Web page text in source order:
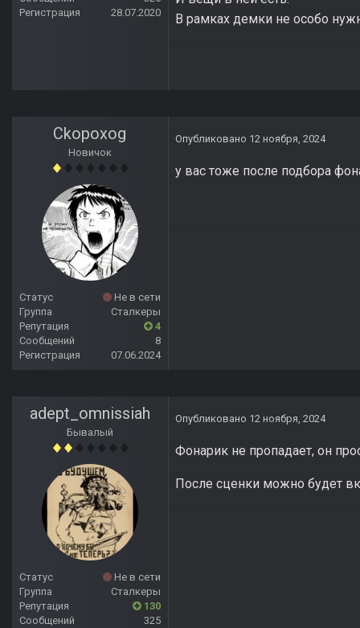
Регистрация
28.07.2020
В рамках демки не особо
Ckopoxog
Новичок
Статус
Не в сети
Группа
Сталкеры
Репутация
4
Сообщений
8
Регистрация
07.06.2024
Опубликовано 12 ноября, 2024
у вас тоже после подбора
adept_omnissiah
Бывалый
Статус
Не в сети
Группа
Сталкеры
Репутация
130
Сообщений
325
Опубликовано 12 ноября, 2024
Фонарик не пропадает, он
После сценки можно будет